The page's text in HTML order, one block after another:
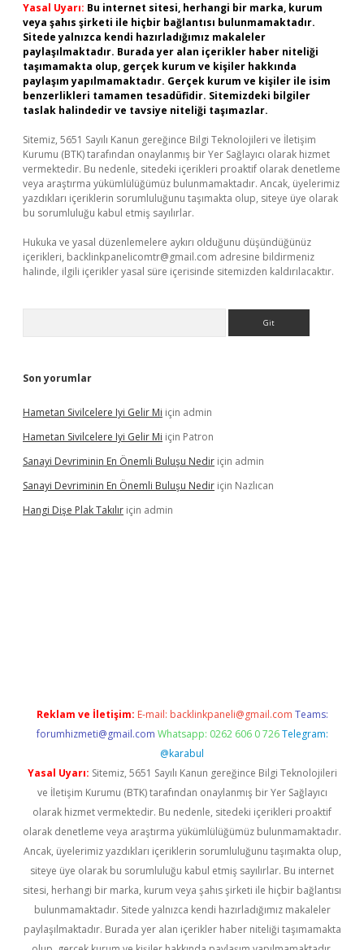
Yasal Uyarı: Bu internet sitesi, herhangi bir marka, kurum
veya şahıs şirketi ile hiçbir bağlantısı bulunmamaktadır.
Sitede yalnızca kendi hazırladığımız makaleler
paylaşılmaktadır. Burada yer alan içerikler haber niteliği
taşımamakta olup, gerçek kurum ve kişiler hakkında
paylaşım yapılmamaktadır. Gerçek kurum ve kişiler ile isim
benzerlikleri tamamen tesadüfidir. Sitemizdeki bilgiler
taslak halindedir ve tavsiye niteliği taşımazlar.
Sitemiz, 5651 Sayılı Kanun gereğince Bilgi Teknolojileri ve İletişim
Kurumu (BTK) tarafından onaylanmış bir Yer Sağlayıcı olarak hizmet
vermektedir. Bu nedenle, sitedeki içerikleri proaktif olarak denetleme
veya araştırma yükümlülüğümüz bulunmamaktadır. Ancak, üyelerimiz
yazdıkları içeriklerin sorumluluğunu taşımakta olup, siteye üye olarak
bu sorumluluğu kabul etmiş sayılırlar.
Hukuka ve yasal düzenlemelere aykırı olduğunu düşündüğünüz
içerikleri, backlinkpanelicomtr@gmail.com adresine bildirmeniz
halinde, ilgili içerikler yasal süre içerisinde sitemizden kaldırılacaktır.
Son yorumlar
Hametan Sivilcelere Iyi Gelir Mi için admin
Hametan Sivilcelere Iyi Gelir Mi için Patron
Sanayi Devriminin En Önemli Buluşu Nedir için admin
Sanayi Devriminin En Önemli Buluşu Nedir için Nazlıcan
Hangi Dişe Plak Takılır için admin
Reklam ve İletişim: E-mail: backlinkpaneli@gmail.com Teams:
forumhizmeti@gmail.com Whatsapp: 0262 606 0 726 Telegram:
@karabul
Yasal Uyarı: Sitemiz, 5651 Sayılı Kanun gereğince Bilgi Teknolojileri
ve İletişim Kurumu (BTK) tarafından onaylanmış bir Yer Sağlayıcı
olarak hizmet vermektedir. Bu nedenle, sitedeki içerikleri proaktif
olarak denetleme veya araştırma yükümlülüğümüz bulunmamaktadır.
Ancak, üyelerimiz yazdıkları içeriklerin sorumluluğunu taşımakta olup,
siteye üye olarak bu sorumluluğu kabul etmiş sayılırlar. Bu internet
sitesi, herhangi bir marka, kurum veya şahıs şirketi ile hiçbir bağlantısı
bulunmamaktadır. Sitede yalnızca kendi hazırladığımız makaleler
paylaşılmaktadır. Burada yer alan içerikler haber niteliği taşımamakta